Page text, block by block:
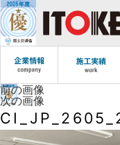
前の画像
次の画像